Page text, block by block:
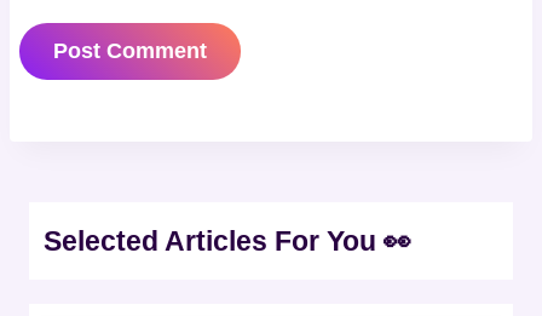
Selected Articles For You 👀